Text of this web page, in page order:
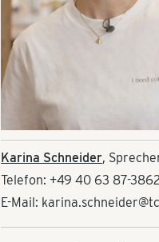
Karina Schneider,
Telefon: +49 40 63 87-3862
E-Mail: